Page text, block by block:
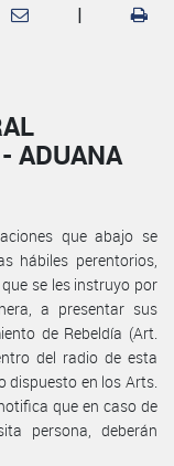
|
ADUANA
que abajo se
hábiles perentorios,
se les instruyo por
a presentar sus
de Rebeldía (Art.
del radio de esta
dispuesto en los Arts.
que en caso de
persona, deberán